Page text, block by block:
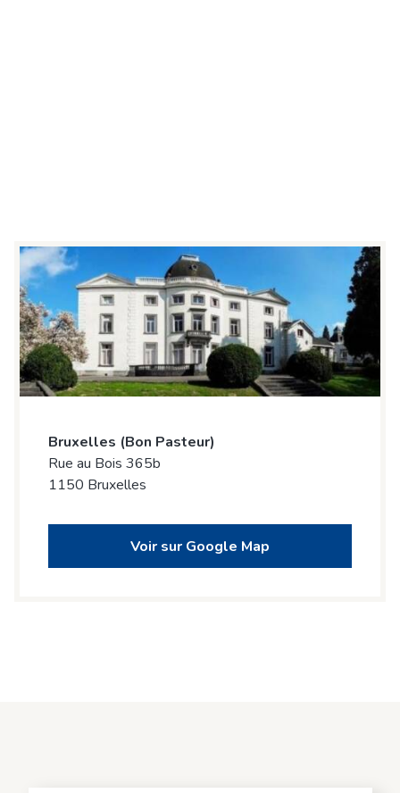
Bruxelles (Bon Pasteur)
Rue au Bois 365b
1150 Bruxelles
Voir sur Google Map